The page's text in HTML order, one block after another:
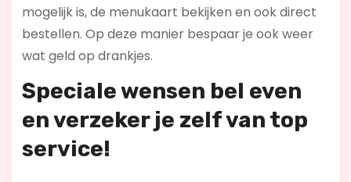
mogelijk is, de menukaart bekijken en ook direct
bestellen. Op deze manier bespaar je ook weer
wat geld op drankjes.
Speciale wensen bel even
en verzeker je zelf van top
service!